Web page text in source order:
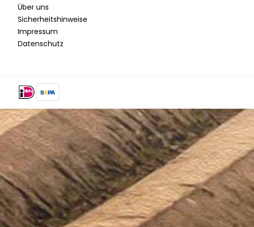
Über uns
Sicherheitshinweise
Impressum
Datenschutz